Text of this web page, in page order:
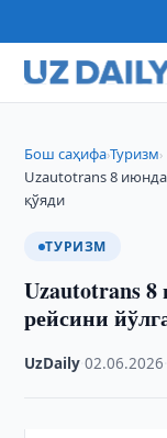
Бош саҳифа›Туризм›
Uzautotrans 8
қўяди
ТУРИЗМ
Uzautotrans
рейсини
UzDaily ·02.06.2026